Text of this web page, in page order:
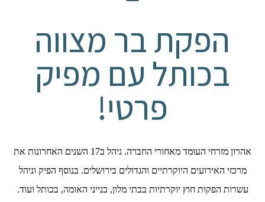
הפקת בר מצווה
בכותל עם מפיק
פרטי!
אהרון מזרחי העומד מאחורי החברה. ניהל ב17 השנים האחרונות את
מרכזי האירועים היוקרתיים והגדולים בירושלים. בנוסף הפיק וניהל
עשרות הפקות חוץ יוקרתיות בבתי מלון, בנייני האומה, בכותל ועוד.